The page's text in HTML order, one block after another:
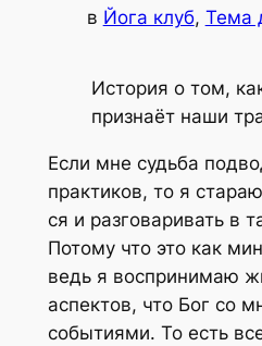
в Йога клуб, Тема
Исто­рия о том,
при­зна­ёт наши
Если мне судь­ба
прак­ти­ков, то я
ся и раз­го­ва­ри­вать в
Пото­му что это как
ведь я вос­при­ни­маю
аспек­тов, что Бог со
собы­ти­я­ми. То есть